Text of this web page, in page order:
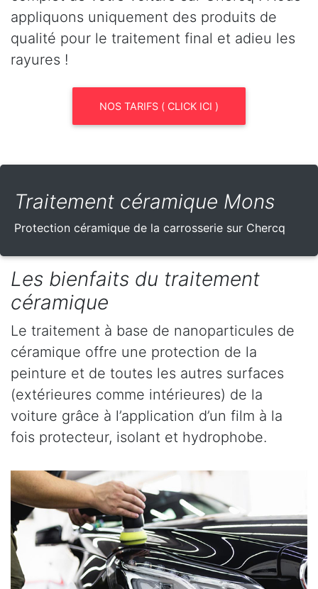
appliquons uniquement des produits de
qualité pour le traitement final et adieu les
rayures !
NOS TARIFS ( CLICK ICI )
Traitement céramique Mons
Protection céramique de la carrosserie sur Chercq
Les bienfaits du traitement
céramique
Le traitement à base de nanoparticules de
céramique offre une protection de la
peinture et de toutes les autres surfaces
(extérieures comme intérieures) de la
voiture grâce à l’application d’un film à la
fois protecteur, isolant et hydrophobe.